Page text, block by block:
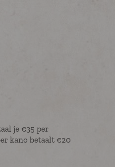
je €35 per
kano betaalt €20